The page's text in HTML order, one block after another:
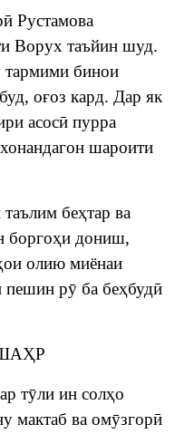
ӣРустамова
Ворух таъйин шуд.
тармими бинои
оғоз кард. Дар як
асосӣ пурра
шароити
таълим беҳтар ва
боргоҳи дониш,
ои олию миёнаи
пешин рӯ ба беҳбудӣ
ҲР
тӯли ин солҳо
мактаб ва омӯзгорӣ